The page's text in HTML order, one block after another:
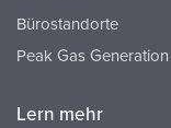
Bürostandorte
Peak Gas Generation
Lern mehr